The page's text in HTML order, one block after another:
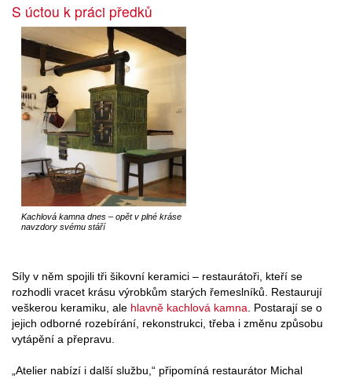
S úctou k práci předků
Kachlová kamna dnes – opět v plné kráse
navzdory svému stáří
Síly v něm spojili tři šikovní keramici – restaurátoři, kteří se
rozhodli vracet krásu výrobkům starých řemeslníků. Restaurují
veškerou keramiku, ale hlavně kachlová kamna. Postarají se o
jejich odborné rozebírání, rekonstrukci, třeba i změnu způsobu
vytápění a přepravu.
„Atelier nabízí i další službu,“ připomíná restaurátor Michal